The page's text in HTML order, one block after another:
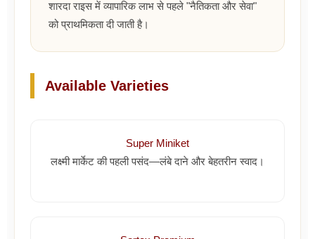
शारदा राइस में व्यापारिक लाभ से पहले "नैतिकता और सेवा"
को प्राथमिकता दी जाती है।
Available Varieties
Super Miniket
लक्ष्मी मार्केट की पहली पसंद—लंबे दाने और बेहतरीन स्वाद।